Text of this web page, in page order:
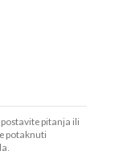
pitanja ili
potaknuti